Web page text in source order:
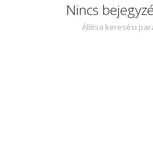
Nincs
Állítsa keresési